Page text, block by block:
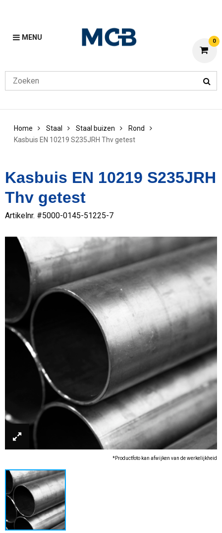
MENU 0
Home Staal Staal buizen
Rond
Kasbuis EN 10219 S235JRH Thv getest
Kasbuis EN 10219 S235JRH
Thv getest
Artikelnr. #5000-0145-51225-7
*Productfoto kan afwijken van de werkelijkheid